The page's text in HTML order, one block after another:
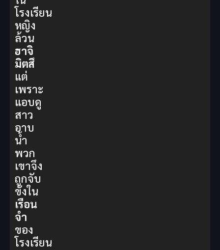
โรงเรียน
หญิง
ล้วน
ฮาจิ
มิตสึ
แต่
เพราะ
แอบดู
สาว
อาบ
น้ำ
พวก
เขาจึง
ถูกจับ
ขังใน
เรือน
จำ
ของ
โรงเรียน